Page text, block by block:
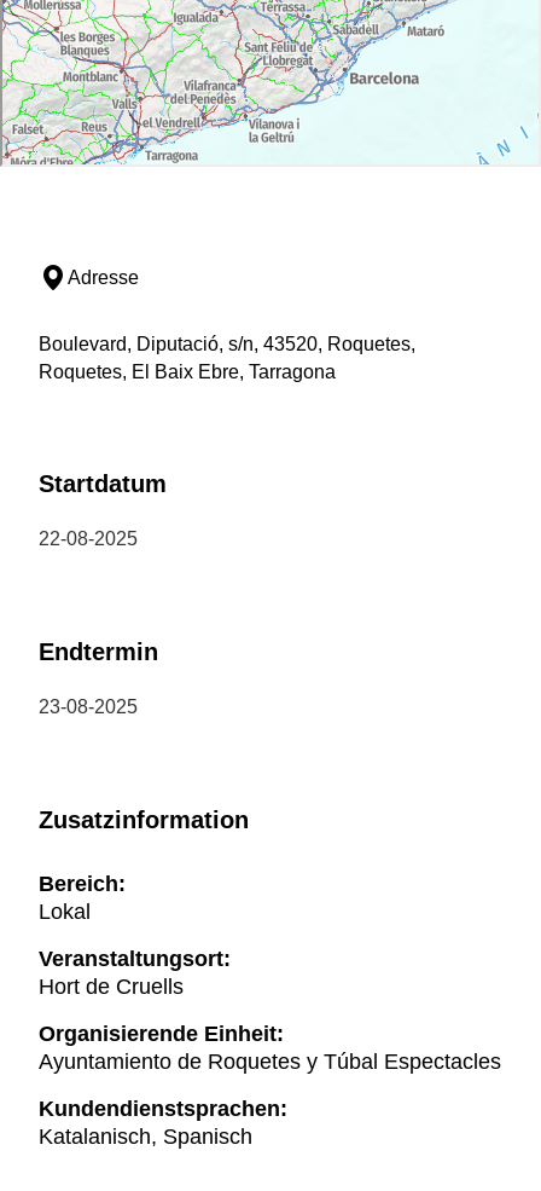
Adresse
Boulevard, Diputació, s/n, 43520, Roquetes,
Roquetes, El Baix Ebre, Tarragona
Startdatum
22-08-2025
Endtermin
23-08-2025
Zusatzinformation
Bereich:
Lokal
Veranstaltungsort:
Hort de Cruells
Organisierende Einheit:
Ayuntamiento de Roquetes y Túbal Espectacles
Kundendienstsprachen:
Katalanisch, Spanisch